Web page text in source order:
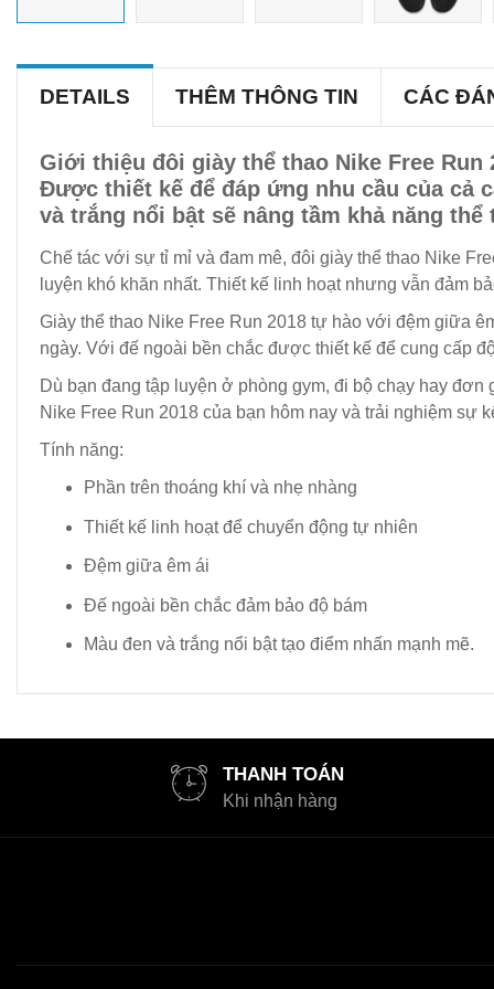
DETAILS THÊM THÔNG TIN CÁC
Giới thiệu đôi giày thể thao Nike Free
Được thiết kế để đáp ứng nhu cầu của cả
và trắng nổi bật sẽ nâng tầm khả năng
Chế tác với sự tỉ mỉ và đam mê, đôi giày thể thao Nike
luyện khó khăn nhất. Thiết kế linh hoạt nhưng vẫn đảm
Giày thể thao Nike Free Run 2018 tự hào với đệm giữa
ngày. Với đế ngoài bền chắc được thiết kế để cung cấp
Dù bạn đang tập luyện ở phòng gym, đi bộ chạy hay
Nike Free Run 2018 của bạn hôm nay và trải nghiệm sự
Tính năng:
Phần trên thoáng khí và nhẹ nhàng
Thiết kế linh hoạt để chuyển động tự nhiên
Đệm giữa êm ái
Đế ngoài bền chắc đảm bảo độ bám
Màu đen và trắng nổi bật tạo điểm nhấn mạnh mẽ.
THANH TOÁN
Khi nhận hàng